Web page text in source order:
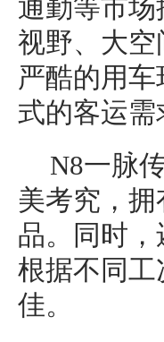
通勤等市
视野、大
严酷的用
式的客运
N8一脉
美考究，
品。同时
根据不同
佳。